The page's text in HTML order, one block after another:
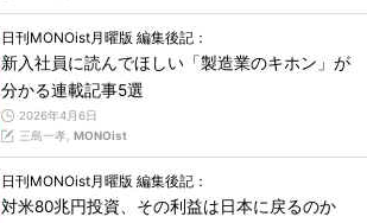
日刊MONOist月曜版 編集後記：
新入社員に読んでほしい「製造業のキホン」が
分かる連載記事5選
2026年4月6日
三島一孝, MONOist
日刊MONOist月曜版 編集後記：
対米80兆円投資、その利益は日本に戻るのか